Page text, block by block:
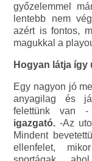
győzelemmel
lentebb nem
azért is fontos,
magukkal a
Hogyan látja így
Egy nagyon jó
anyagilag és
felettünk van
igazgató. -Az
Mindent
ellenfelet,